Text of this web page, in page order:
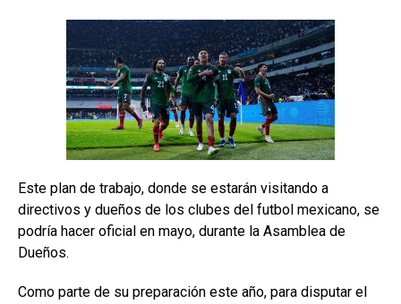
Este plan de trabajo, donde se estarán visitando a
directivos y dueños de los clubes del futbol mexicano, se
podría hacer oficial en mayo, durante la Asamblea de
Dueños.
Como parte de su preparación este año, para disputar el